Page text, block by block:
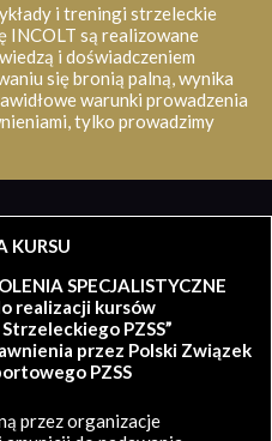
i treningi strzeleckie
INCOLT są realizowane
i doświadczeniem
się bronią palną, wynika
warunki prowadzenia
tylko prowadzimy
KURSU
SPECJALISTYCZNE
realizacji kursów
PZSS”
przez Polski Związek
PZSS
przez organizacje